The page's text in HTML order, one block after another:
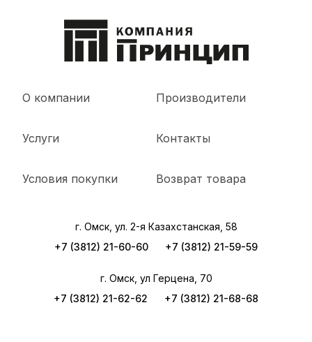
О компании
Услуги
Условия покупки
Производители
Контакты
Возврат товара
г. Омск, ул. 2-я Казахстанская, 58
+7 (3812) 21-60-60
+7 (3812) 21-59-59
г. Омск, ул Герцена, 70
+7 (3812) 21-62-62
+7 (3812) 21-68-68